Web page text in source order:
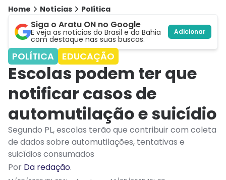
Home Notícias Política
Siga o Aratu ON no Google
E veja as notícias do Brasil e da Bahia
com destaque nas suas buscas.
Adicionar
POLÍTICA EDUCAÇÃO
Escolas podem ter que
notificar casos de
automutilação e suicídio
Segundo PL, escolas terão que contribuir com coleta
de dados sobre automutilações, tentativas e
suicídios consumados
Por Da redação.